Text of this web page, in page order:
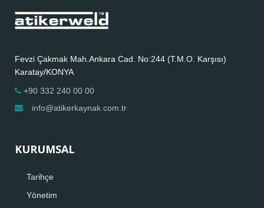
Fevzi Çakmak Mah.Ankara Cad. No:244 (T.M.O. Karşısı)
Karatay/KONYA
+90 332 240 00 00
info@atikerkaynak.com.tr
KURUMSAL
Tarihçe
Yönetim